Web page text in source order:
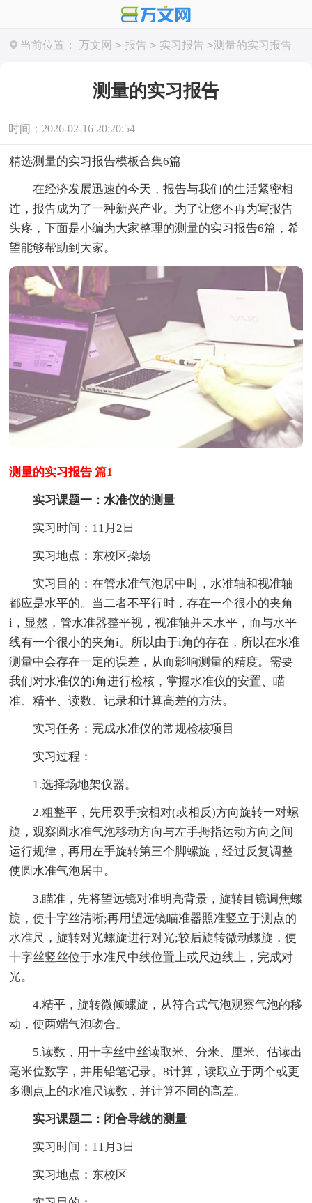
当前位置： 万文网 > 报告 > 实习报告 >测量的实习报告
测量的实习报告
时间：2026-02-16 20:20:54
精选测量的实习报告模板合集6篇
在经济发展迅速的今天，报告与我们的生活紧密相
连，报告成为了一种新兴产业。为了让您不再为写报告
头疼，下面是小编为大家整理的测量的实习报告6篇，希
望能够帮助到大家。
测量的实习报告 篇1
实习课题一：水准仪的测量
实习时间：11月2日
实习地点：东校区操场
实习目的：在管水准气泡居中时，水准轴和视准轴
都应是水平的。当二者不平行时，存在一个很小的夹角
i，显然，管水准器整平视，视准轴并未水平，而与水平
线有一个很小的夹角i。所以由于i角的存在，所以在水准
测量中会存在一定的误差，从而影响测量的精度。需要
我们对水准仪的i角进行检核，掌握水准仪的安置、瞄
准、精平、读数、记录和计算高差的方法。
实习任务：完成水准仪的常规检核项目
实习过程：
1.选择场地架仪器。
2.粗整平，先用双手按相对(或相反)方向旋转一对螺
旋，观察圆水准气泡移动方向与左手拇指运动方向之间
运行规律，再用左手旋转第三个脚螺旋，经过反复调整
使圆水准气泡居中。
3.瞄准，先将望远镜对准明亮背景，旋转目镜调焦螺
旋，使十字丝清晰;再用望远镜瞄准器照准竖立于测点的
水准尺，旋转对光螺旋进行对光;较后旋转微动螺旋，使
十字丝竖丝位于水准尺中线位置上或尺边线上，完成对
光。
4.精平，旋转微倾螺旋，从符合式气泡观察气泡的移
动，使两端气泡吻合。
5.读数，用十字丝中丝读取米、分米、厘米、估读出
毫米位数字，并用铅笔记录。8计算，读取立于两个或更
多测点上的水准尺读数，并计算不同的高差。
实习课题二：闭合导线的测量
实习时间：11月3日
实习地点：东校区